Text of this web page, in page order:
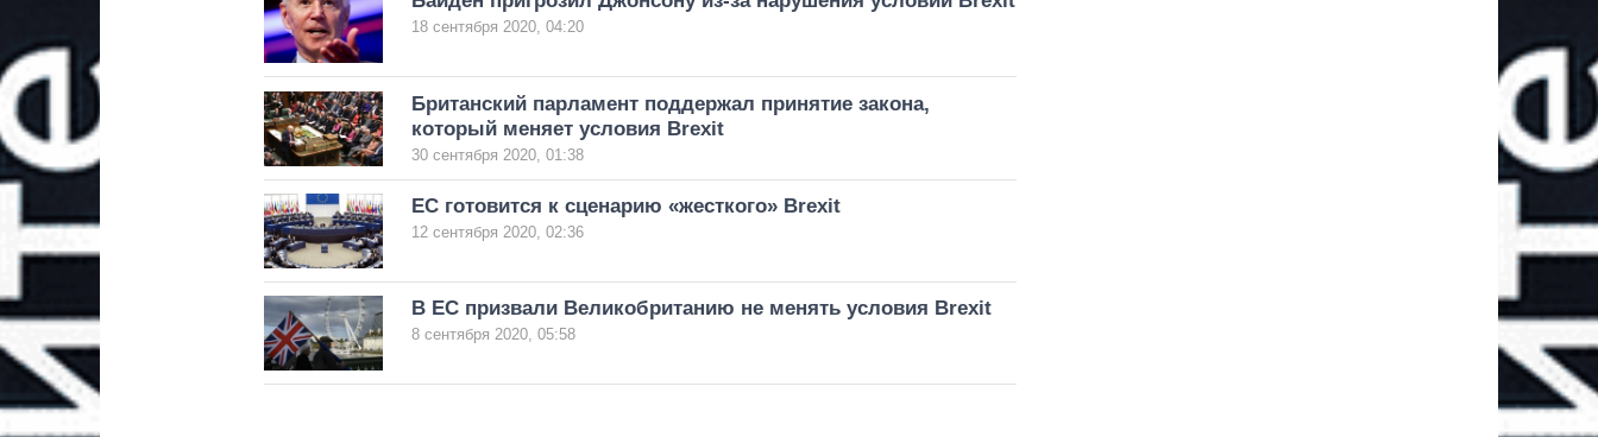
18 сентября 2020, 04:20
Британский парламент поддержал принятие закона,
который меняет условия Brexit
30 сентября 2020, 01:38
ЕС готовится к сценарию «жесткого» Brexit
12 сентября 2020, 02:36
В ЕС призвали Великобританию не менять условия Brexit
8 сентября 2020, 05:58